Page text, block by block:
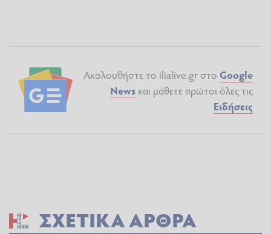
Ακολουθήστε το ilialive.gr στο Google
News και μάθετε πρώτοι όλες τις
Ειδήσεις
ΣΧΕΤΙΚΆ ΆΡΘΡΑ